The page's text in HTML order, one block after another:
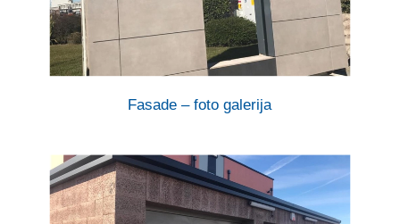
Fasade – foto galerija